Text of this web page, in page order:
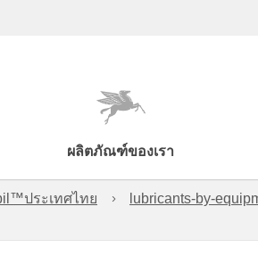
ผลิตภัณฑ์ของเรา
ประเทศไทย lubricants-by-